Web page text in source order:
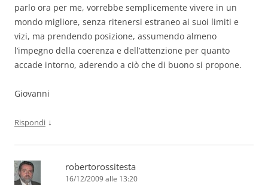
parlo ora per me, vorrebbe semplicemente vivere in un
mondo migliore, senza ritenersi estraneo ai suoi limiti e
vizi, ma prendendo posizione, assumendo almeno
l’impegno della coerenza e dell’attenzione per quanto
accade intorno, aderendo a ciò che di buono si propone.
Giovanni
Rispondi ↓
robertorossitesta
16/12/2009 alle 13:20